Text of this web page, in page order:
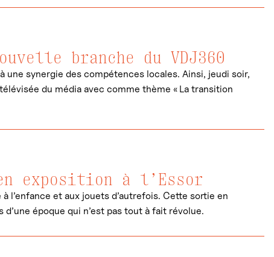
branche du VDJ360
une synergie des compétences locales. Ainsi, jeudi soir,
du média avec comme thème « La transition
exposition à l’Essor
l’enfance et aux jouets d’autrefois. Cette sortie en
époque qui n’est pas tout à fait révolue.